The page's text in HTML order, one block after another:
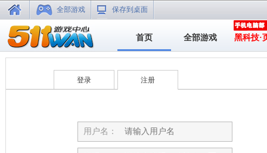
全部游戏 保存到桌面
首页 全部游戏 黑科技·
登录 注册
用户名：